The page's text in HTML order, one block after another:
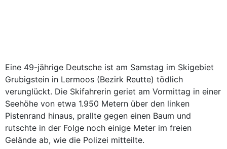
Eine 49-jährige Deutsche ist am Samstag im Skigebiet
Grubigstein in Lermoos (Bezirk Reutte) tödlich
verunglückt. Die Skifahrerin geriet am Vormittag in einer
Seehöhe von etwa 1.950 Metern über den linken
Pistenrand hinaus, prallte gegen einen Baum und
rutschte in der Folge noch einige Meter im freien
Gelände ab, wie die Polizei mitteilte.